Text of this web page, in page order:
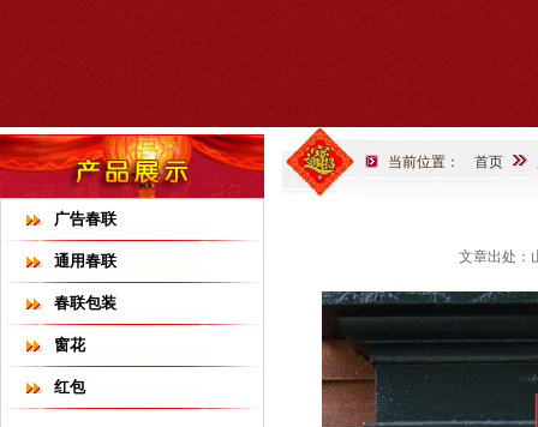
广告春联
通用春联
春联包装
窗花
红包
当前位置： 首页
文章出处